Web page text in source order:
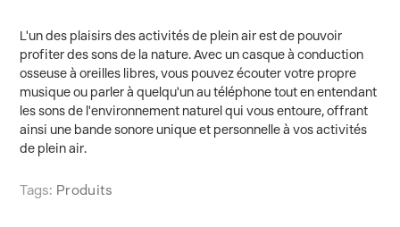
L'un des plaisirs des activités de plein air est de pouvoir
profiter des sons de la nature. Avec un casque à conduction
osseuse à oreilles libres, vous pouvez écouter votre propre
musique ou parler à quelqu'un au téléphone tout en entendant
les sons de l'environnement naturel qui vous entoure, offrant
ainsi une bande sonore unique et personnelle à vos activités
de plein air.
Tags: Produits